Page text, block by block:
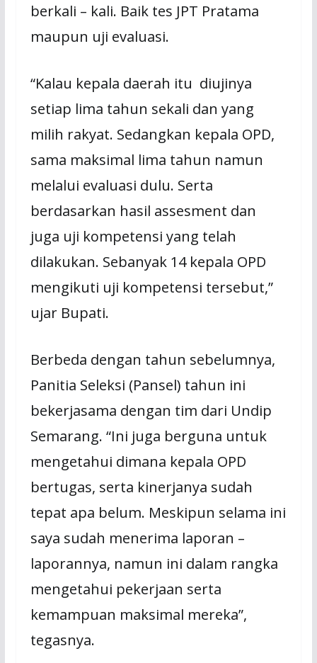
berkali – kali. Baik tes JPT Pratama
maupun uji evaluasi.
“Kalau kepala daerah itu diujinya
setiap lima tahun sekali dan yang
milih rakyat. Sedangkan kepala OPD,
sama maksimal lima tahun namun
melalui evaluasi dulu. Serta
berdasarkan hasil assesment dan
juga uji kompetensi yang telah
dilakukan. Sebanyak 14 kepala OPD
mengikuti uji kompetensi tersebut,”
ujar Bupati.
Berbeda dengan tahun sebelumnya,
Panitia Seleksi (Pansel) tahun ini
bekerjasama dengan tim dari Undip
Semarang. “Ini juga berguna untuk
mengetahui dimana kepala OPD
bertugas, serta kinerjanya sudah
tepat apa belum. Meskipun selama ini
saya sudah menerima laporan –
laporannya, namun ini dalam rangka
mengetahui pekerjaan serta
kemampuan maksimal mereka”,
tegasnya.